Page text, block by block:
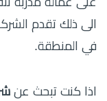
الى ذلك تقدم
في المنطقة.
اذا كنت تبحث عن